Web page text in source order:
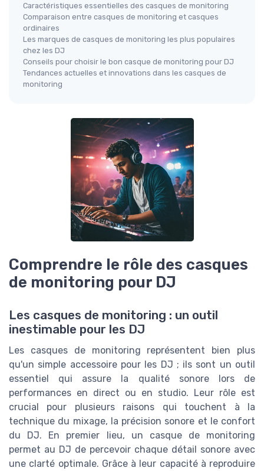
Caractéristiques essentielles des casques de monitoring
Comparaison entre casques de monitoring et casques
ordinaires
Les marques de casques de monitoring les plus populaires
chez les DJ
Conseils pour choisir le bon casque de monitoring pour DJ
Tendances actuelles et innovations dans les casques de
monitoring
Comprendre le rôle des casques
de monitoring pour DJ
Les casques de monitoring : un outil
inestimable pour les DJ
Les casques de monitoring représentent bien plus
qu'un simple accessoire pour les DJ ; ils sont un outil
essentiel qui assure la qualité sonore lors de
performances en direct ou en studio. Leur rôle est
crucial pour plusieurs raisons qui touchent à la
technique du mixage, la précision sonore et le confort
du DJ. En premier lieu, un casque de monitoring
permet au DJ de percevoir chaque détail sonore avec
une clarté optimale. Grâce à leur capacité à reproduire